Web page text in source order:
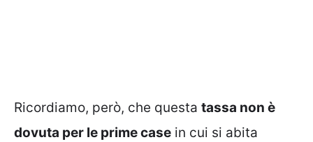
Ricordiamo, però, che questa tassa non è
dovuta per le prime case in cui si abita